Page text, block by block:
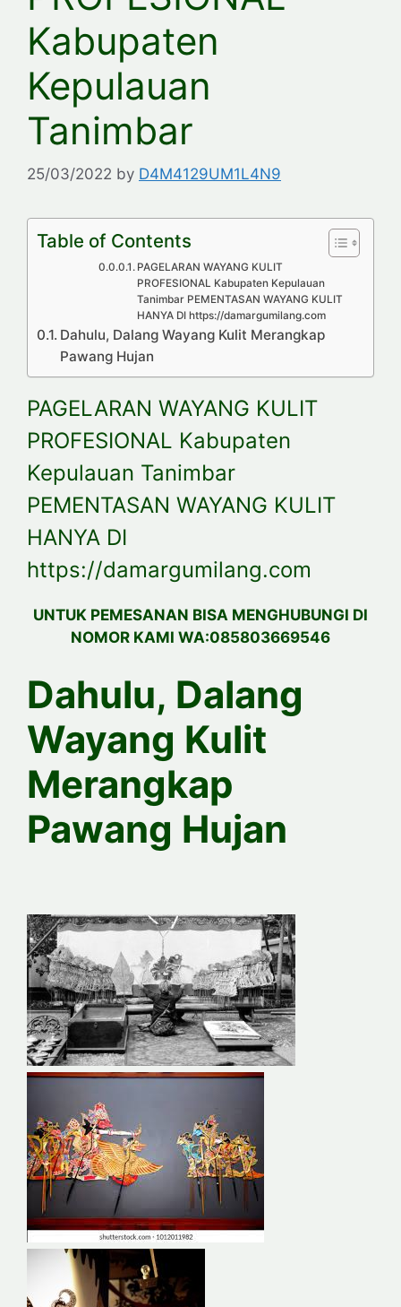
Kabupaten
Kepulauan
Tanimbar
25/03/2022 by D4M4129UM1L4N9
Table of Contents
PAGELARAN WAYANG KULIT
PROFESIONAL Kabupaten Kepulauan
Tanimbar PEMENTASAN WAYANG KULIT
HANYA DI https://damargumilang.com
Dahulu, Dalang Wayang Kulit Merangkap
Pawang Hujan
PAGELARAN WAYANG KULIT
PROFESIONAL Kabupaten
Kepulauan Tanimbar
PEMENTASAN WAYANG KULIT
HANYA DI
https://damargumilang.com
UNTUK PEMESANAN BISA MENGHUBUNGI DI
NOMOR KAMI WA:085803669546
Dahulu, Dalang
Wayang Kulit
Merangkap
Pawang Hujan